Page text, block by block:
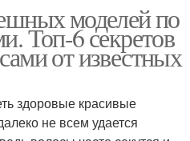
моделей по
Топ-6 секретов
от известных
здоровые красивые
не всем удается